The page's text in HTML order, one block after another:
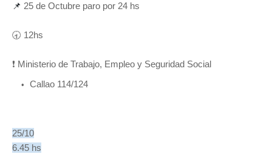
📌 25 de Octubre paro por 24 hs
🕣 12hs
❗ Ministerio de Trabajo, Empleo y Seguridad Social
Callao 114/124
25/10
6.45 hs